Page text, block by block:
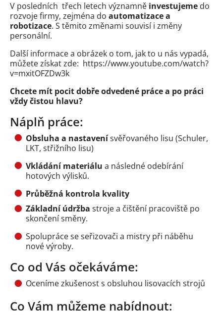
V posledních třech letech významně investujeme do
rozvoje firmy, zejména do automatizace a
robotizace. S těmito změnami souvisí i změny
personální.
Další informace a obrázek o tom, jak to u nás vypadá,
můžete získat zde: https://www.youtube.com/watch?
v=mxitOFZDw3k
Chcete mít pocit dobře odvedené práce a po práci
vždy čistou hlavu?
Náplň práce:
Obsluha a nastavenísvěřovaného lisu (Schuler,
LKT, střižního lisu)
Vkládání materiálu a následné odebírání
hotových výlisků.
Průběžná kontrola kvality
Základní údržba stroje a čištění pracoviště po
skončení směny.
Spolupráce se seřizovači a mistry při náběhu
nové výroby.
Co od Vás očekáváme:
Oceníme zkušenost s obsluhou lisovacích strojů
Co Vám můžeme nabídnout: